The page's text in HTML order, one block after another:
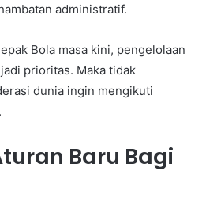
administratif.
Bola masa kini, pengelolaan
prioritas. Maka tidak
dunia ingin mengikuti
Baru Bagi